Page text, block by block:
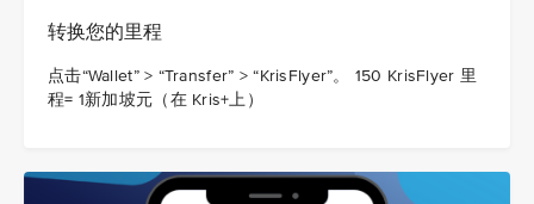
转换您的里程
点击“Wallet” > “Transfer” > “KrisFlyer”。 150 KrisFlyer 里
程= 1新加坡元（在 Kris+上）